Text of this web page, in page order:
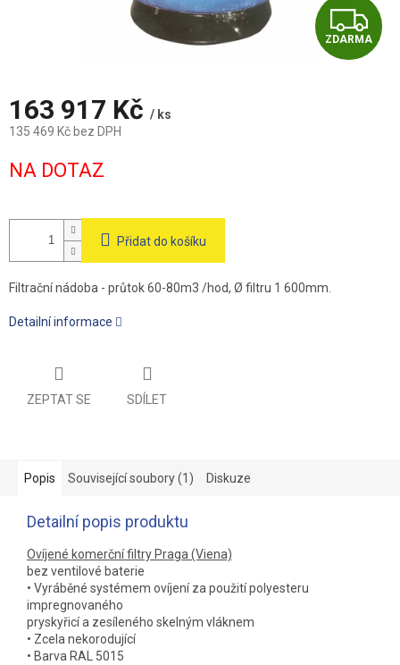
Z
D
ZDARMA
163 917 Kč / ks
135 469 Kč bez DPH
cena:
NA DOTAZ
Přidat do košíku
Filtrační nádoba - průtok 60-80m3 /hod, Ø filtru 1 600mm.
Detailní informace
ZEPTAT SE SDÍLET
Popis Související soubory (1) Diskuze
Detailní popis produktu
Ovíjené komerční filtry Praga (Viena)
bez ventilové baterie
• Vyráběné systémem ovíjení za použití polyesteru
impregnovaného
pryskyřicí a zesíleného skelným vláknem
• Zcela nekorodující
• Barva RAL 5015